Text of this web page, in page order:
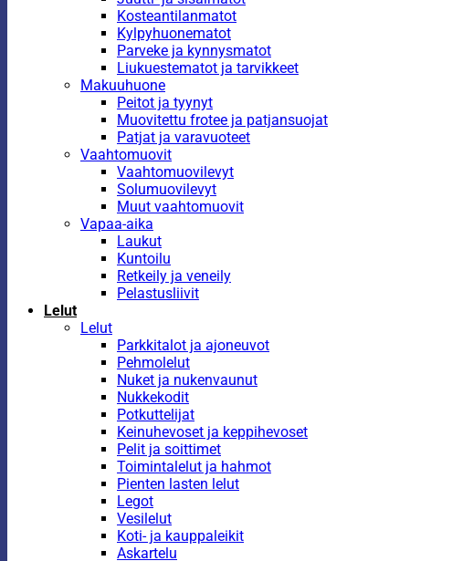
Kosteantilanmatot
Kylpyhuonematot
Parveke ja kynnysmatot
Liukuestematot ja tarvikkeet
Makuuhuone
Peitot ja tyynyt
Muovitettu frotee ja patjansuojat
Patjat ja varavuoteet
Vaahtomuovit
Vaahtomuovilevyt
Solumuovilevyt
Muut vaahtomuovit
Vapaa-aika
Laukut
Kuntoilu
Retkeily ja veneily
Pelastusliivit
Lelut
Lelut
Parkkitalot ja ajoneuvot
Pehmolelut
Nuket ja nukenvaunut
Nukkekodit
Potkuttelijat
Keinuhevoset ja keppihevoset
Pelit ja soittimet
Toimintalelut ja hahmot
Pienten lasten lelut
Legot
Vesilelut
Koti- ja kauppaleikit
Askartelu